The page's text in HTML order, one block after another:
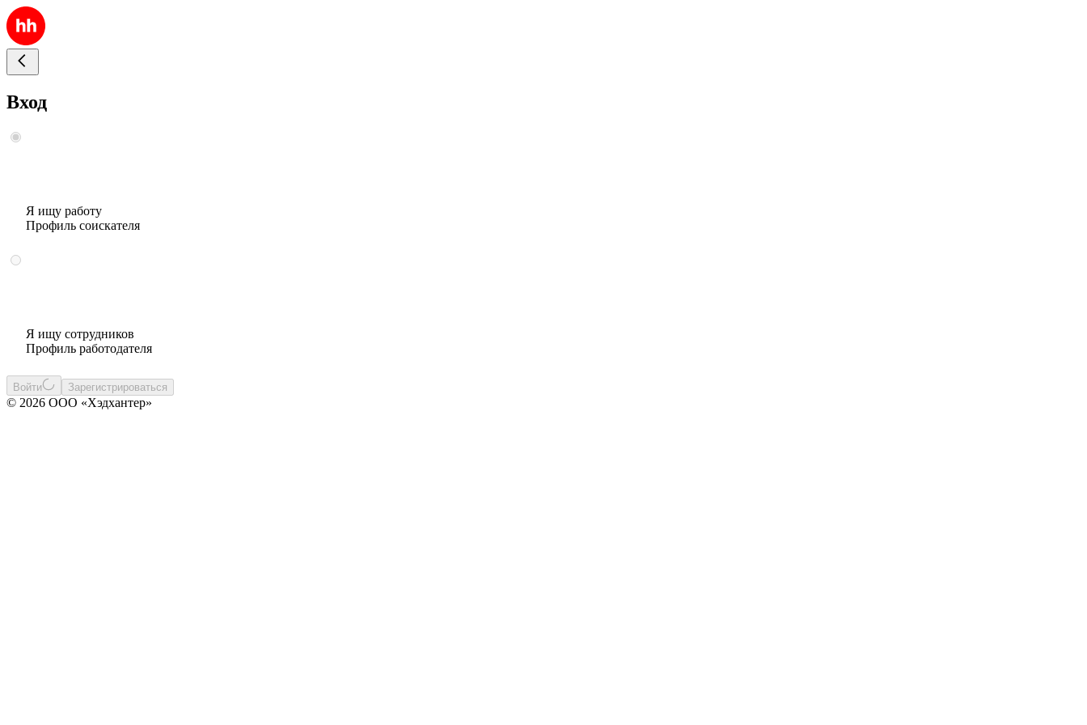
Вход
Я ищу работу
Профиль соискателя
Я ищу сотрудников
Профиль работодателя
Войти Зарегистрироваться
© 2026 ООО «Хэдхантер»